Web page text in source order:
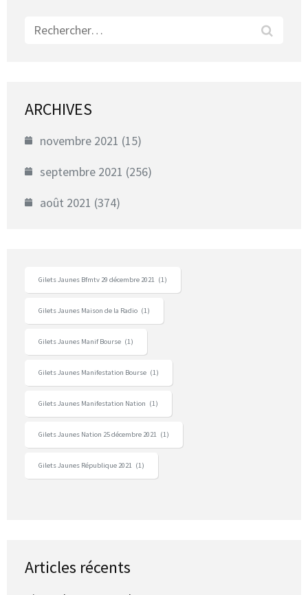
Rechercher :
ARCHIVES
novembre 2021 (15)
septembre 2021 (256)
août 2021 (374)
Gilets Jaunes Bfmtv 29 décembre 2021 (1)
Gilets Jaunes Maison de la Radio (1)
Gilets Jaunes Manif Bourse (1)
Gilets Jaunes Manifestation Bourse (1)
Gilets Jaunes Manifestation Nation (1)
Gilets Jaunes Nation 25 décembre 2021 (1)
Gilets Jaunes République 2021 (1)
Articles récents